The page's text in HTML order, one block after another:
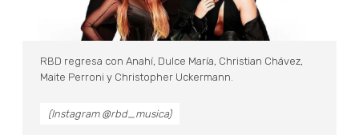
RBD regresa con Anahí, Dulce María, Christian Chávez,
Maite Perroni y Christopher Uckermann.
(Instagram @rbd_musica)